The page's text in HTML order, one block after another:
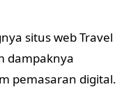
situs web Travel
dampaknya
pemasaran digital.